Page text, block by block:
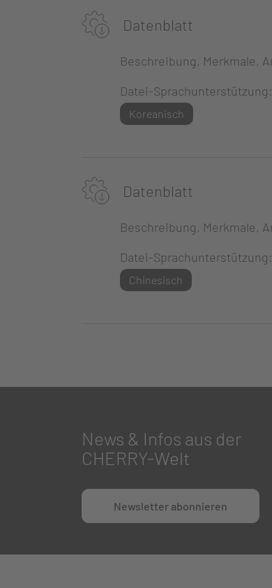
Datenblatt
Beschreibung, Merkmale,
Datei-Sprachunterstützung:
Koreanisch
Datenblatt
Beschreibung, Merkmale,
Datei-Sprachunterstützung:
Chinesisch
News & Infos aus der
CHERRY-Welt
Newsletter abonnieren